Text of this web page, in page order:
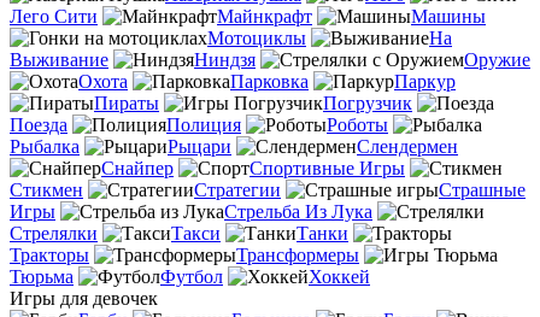
Лего Сити
Майнкрафт
Машины
Мотоциклы
На
Выживание
Ниндзя
Оружие
Охота
Парковка
Паркур
Пираты
Погрузчик
Поезда
Полиция
Роботы
Рыбалка
Рыцари
Слендермен
Снайпер
Спортивные Игры
Стикмен
Стратегии
Страшные
Игры
Стрельба Из Лука
Стрелялки
Такси
Танки
Тракторы
Трансформеры
Тюрьма
Футбол
Хоккей
Игры для девочек